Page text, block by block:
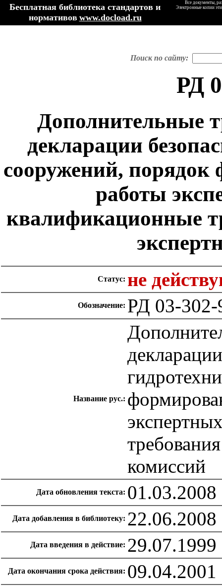
Бесплатная библиотека стандартов и
нормативов www.docload.ru
Все документы,
Электронные копии
Поиск по сайту:
РД
Дополнительные
декларации
сооружений, порядок
работы
квалификационные
Статус: не
Обозначение: РД 03-302-
Название рус.:
комиссий
Дата обновления текста: 01.03.2008
Дата добавления в библиотеку: 22.06.2008
Дата введения в действие: 29.07.1999
Дата окончания срока действия: 09.04.2001